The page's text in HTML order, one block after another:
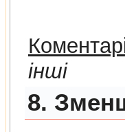
інші
8.